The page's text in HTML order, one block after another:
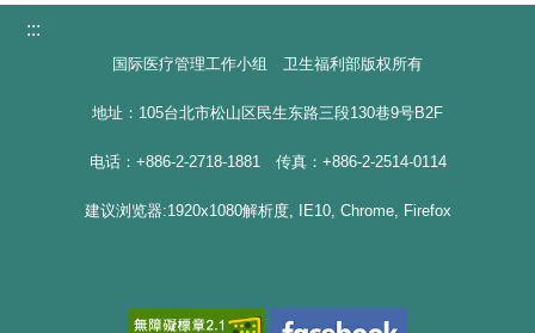
:::
国际医疗管理工作小组 卫生福利部版权所有
地址：105台北市松山区民生东路三段130巷9号B2F
电话：+886-2-2718-1881 传真：+886-2-2514-0114
建议浏览器:1920x1080解析度, IE10, Chrome, Firefox